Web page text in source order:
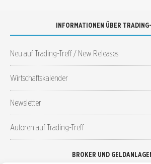
INFORMATIONEN ÜBER
Neu auf Trading-Treff / New Releases
Wirtschaftskalender
Newsletter
Autoren auf Trading-Treff
BROKER UND